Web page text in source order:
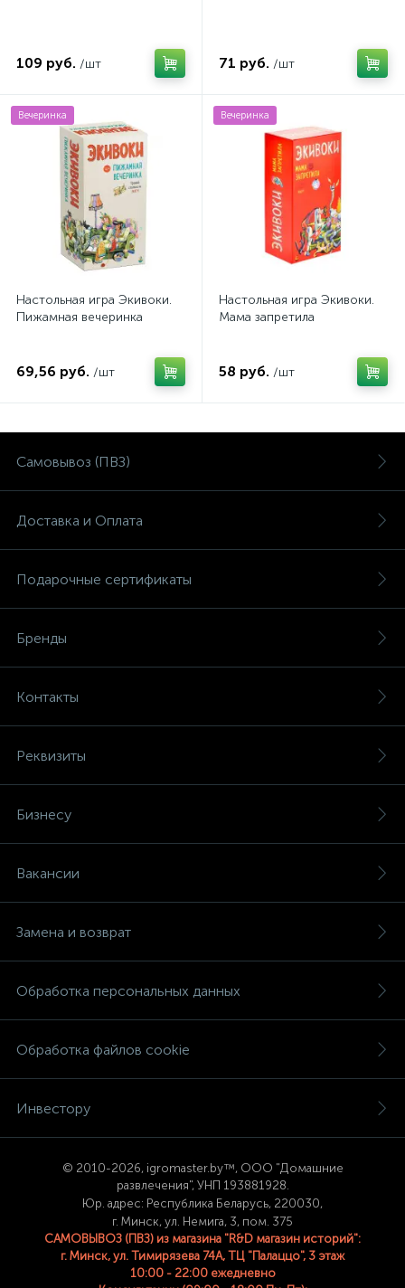
109 руб. /шт 71 руб. /шт
Вечеринка
Настольная игра Экивоки.
Пижамная вечеринка
69,56 руб. /шт
Вечеринка
Настольная игра Экивоки.
Мама запретила
58 руб. /шт
Самовывоз (ПВЗ)
Доставка и Оплата
Подарочные сертификаты
Бренды
Контакты
Реквизиты
Бизнесу
Вакансии
Замена и возврат
Обработка персональных данных
Обработка файлов cookie
Инвестору
© 2010-2026, igromaster.by™, ООО "Домашние
развлечения", УНП 193881928.
Юр. адрес: Республика Беларусь, 220030,
г. Минск, ул. Немига, 3, пом. 375
САМОВЫВОЗ (ПВЗ) из магазина "R&D магазин историй":
г. Минск, ул. Тимирязева 74A, ТЦ "Палаццо", 3 этаж
10:00 - 22:00 ежедневно